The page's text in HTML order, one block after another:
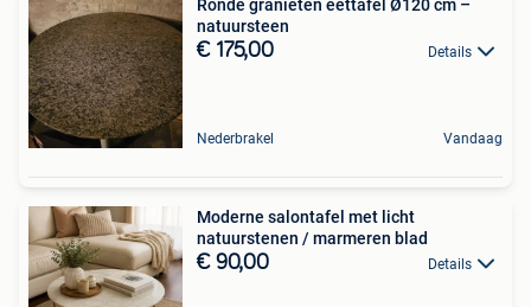
Ronde granieten eettafel Ø120 cm –
natuursteen
€ 175,00 Details
Nederbrakel Vandaag
Moderne salontafel met licht
natuurstenen / marmeren blad
€ 90,00 Details